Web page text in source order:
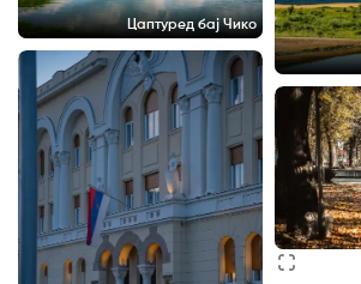
Цаптуред бај Чико